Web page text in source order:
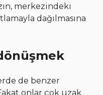
merkezindeki
dağılmasına
de benzer
onlar çok uzak